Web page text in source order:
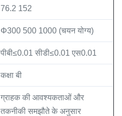
76.2 152
Φ300 500 1000 (चयन योग्य)
पीबी≤0.01 सीडी≤0.01 एस0.01
कक्षा बी
ग्राहक की आवश्यकताओं और
तकनीकी समझौते के अनुसार